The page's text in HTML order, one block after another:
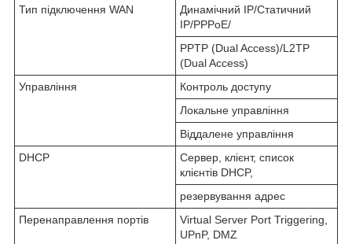
Тип підключення WAN
Динамічний IP/Статичний
IP/PPPoE/
PPTP (Dual Access)/L2TP
(Dual Access)
Управління
Контроль доступу
Локальне управління
Віддалене управління
DHCP
Сервер, клієнт, список
клієнтів DHCP,
резервування адрес
Перенаправлення портів
Virtual Server Port Triggering,
UPnP, DMZ